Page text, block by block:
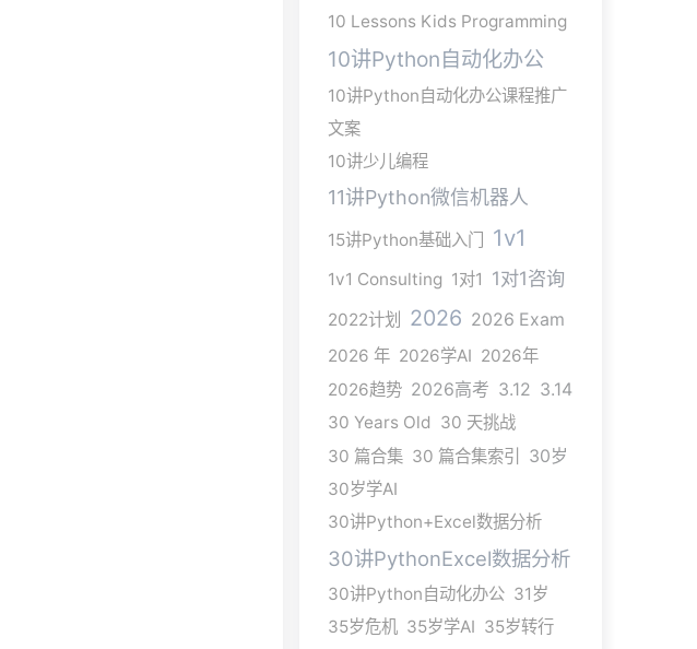
10 Lessons Kids Programming
10讲Python自动化办公
10讲Python自动化办公课程推广
文案
10讲少儿编程
11讲Python微信机器人
15讲Python基础入门 1v1
1v1 Consulting 1对1 1对1咨询
2022计划 2026 2026 Exam
2026 年 2026学AI 2026年
2026趋势 2026高考 3.12 3.14
30 Years Old 30 天挑战
30 篇合集 30 篇合集索引
30岁
30岁学AI
30讲Python+Excel数据分析
30讲PythonExcel数据分析
30讲Python自动化办公 31岁
35岁危机 35岁学AI 35岁转行